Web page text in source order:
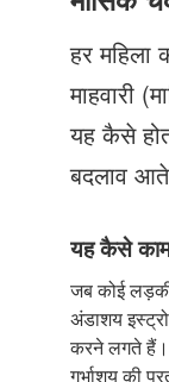
हर महिला
माहवारी
यह कैसे
बदलाव
यह कैसे
जब कोई
अंडाशय
करने लगते हैं।
गर्भाशय की